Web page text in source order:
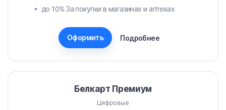
до 10% За покупки в магазинах и аптеках
Оформить Подробнее
Белкарт Премиум
Цифровые